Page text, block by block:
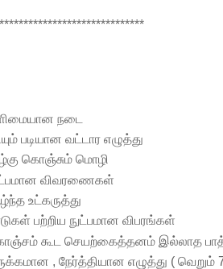
நடை
படியான வட்டார எழுத்து
கொஞ்சும் மொழி
விவரணைகள்
உட்கருத்து
பற்றிய நுட்பமான விபரங்கள்
கூட செயற்கைத்தனம் இல்லாத
, நேர்த்தியான எழுத்து (